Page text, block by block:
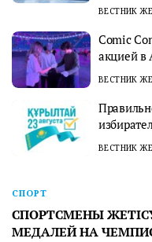
ВЕСТНИК
Comic
акцией в
ВЕСТНИК
ВЕСТНИК
СПОРТ
СПОРТСМЕНЫ
МЕДАЛЕЙ НА